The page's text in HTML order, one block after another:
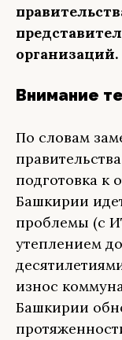
организаций.
Внимание
По словам
подготовка к
Башкирии
проблемы (с
утеплением
износ
Башкирии